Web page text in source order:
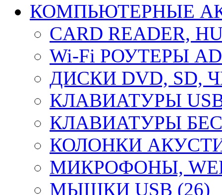
КОМПЬЮТЕРНЫЕ
CARD READER,
Wi-Fi РОУТЕРЫ
ДИСКИ DVD, SD,
КЛАВИАТУРЫ
КЛАВИАТУРЫ
КОЛОНКИ
МИКРОФОНЫ,
МЫШКИ USB (26)